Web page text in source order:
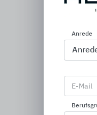
Anrede
E-Mail